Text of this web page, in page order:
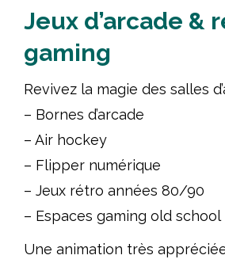
Jeux d’arcade &
gaming
Revivez la magie des salles
– Bornes d’arcade
– Air hockey
– Flipper numérique
– Jeux rétro années 80/90
– Espaces gaming old school
Une animation très